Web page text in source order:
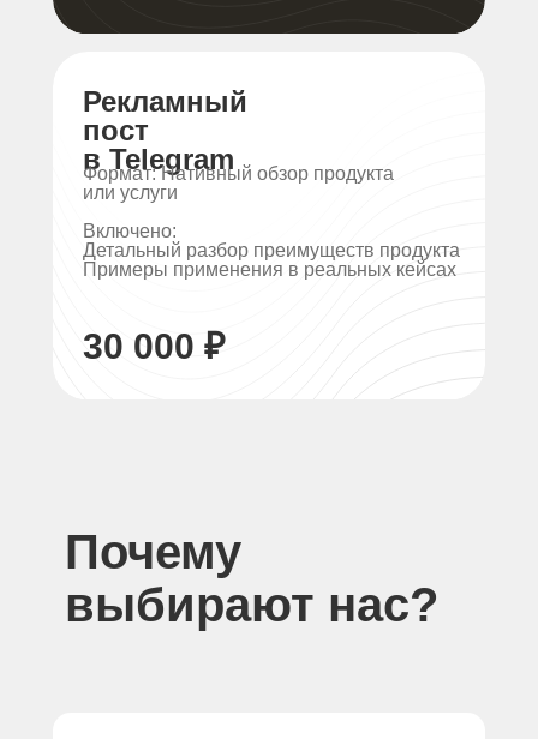
Рекламный
пост
в Telegram
30 000 ₽
Формат: Нативный обзор продукта
или услуги
Включено:
Детальный разбор преимуществ продукта
Примеры применения в реальных кейсах
Почему
выбирают нас?